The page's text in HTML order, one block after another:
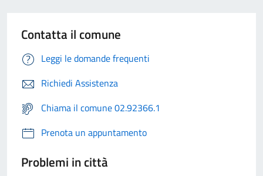
Contatta il comune
Leggi le domande frequenti
Richiedi Assistenza
Chiama il comune 02.92366.1
Prenota un appuntamento
Problemi in città